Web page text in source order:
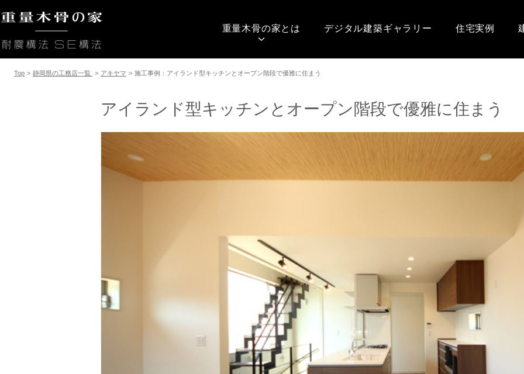
重量木骨の家とは デジタル建築ギャラリー 住宅実例
Top > 静岡県の工務店一覧 > アキヤマ > 施工事例：アイランド型キッチンとオープン階段で優雅に住まう
アイランド型キッチンとオープン階段で優雅に住まう